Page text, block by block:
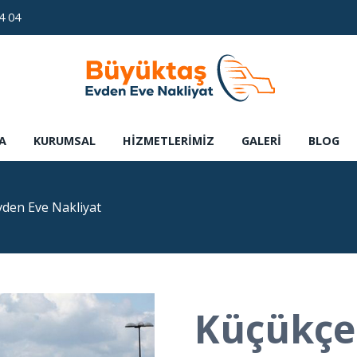
04
KURUMSAL HIZMETLERIMIZ GALERI BLOG
Eve Nakliyat